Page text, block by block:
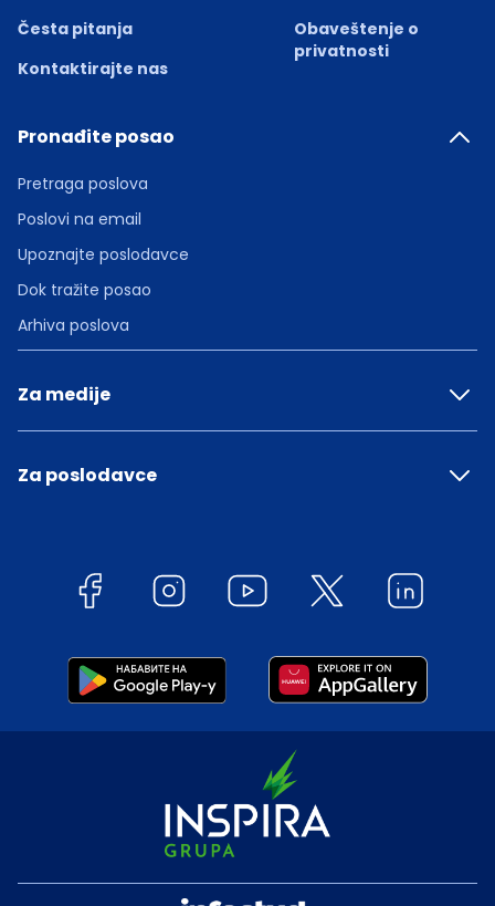
Česta pitanja
Kontaktirajte nas
Obaveštenje o
privatnosti
Pronađite posao
Pretraga poslova
Poslovi na email
Upoznajte poslodavce
Dok tražite posao
Arhiva poslova
Za medije
Za poslodavce